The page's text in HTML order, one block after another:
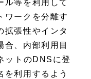
ル等を利用して
ワークを分離す
拡張性やインタ
合、内部利用目
ットのDNSに登
を利用するよう